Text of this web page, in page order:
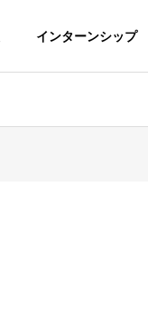
インターンシップ